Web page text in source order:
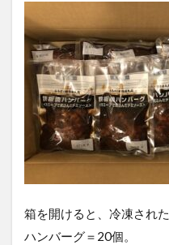
箱を開けると、冷凍された
ハンバーグ＝20個。